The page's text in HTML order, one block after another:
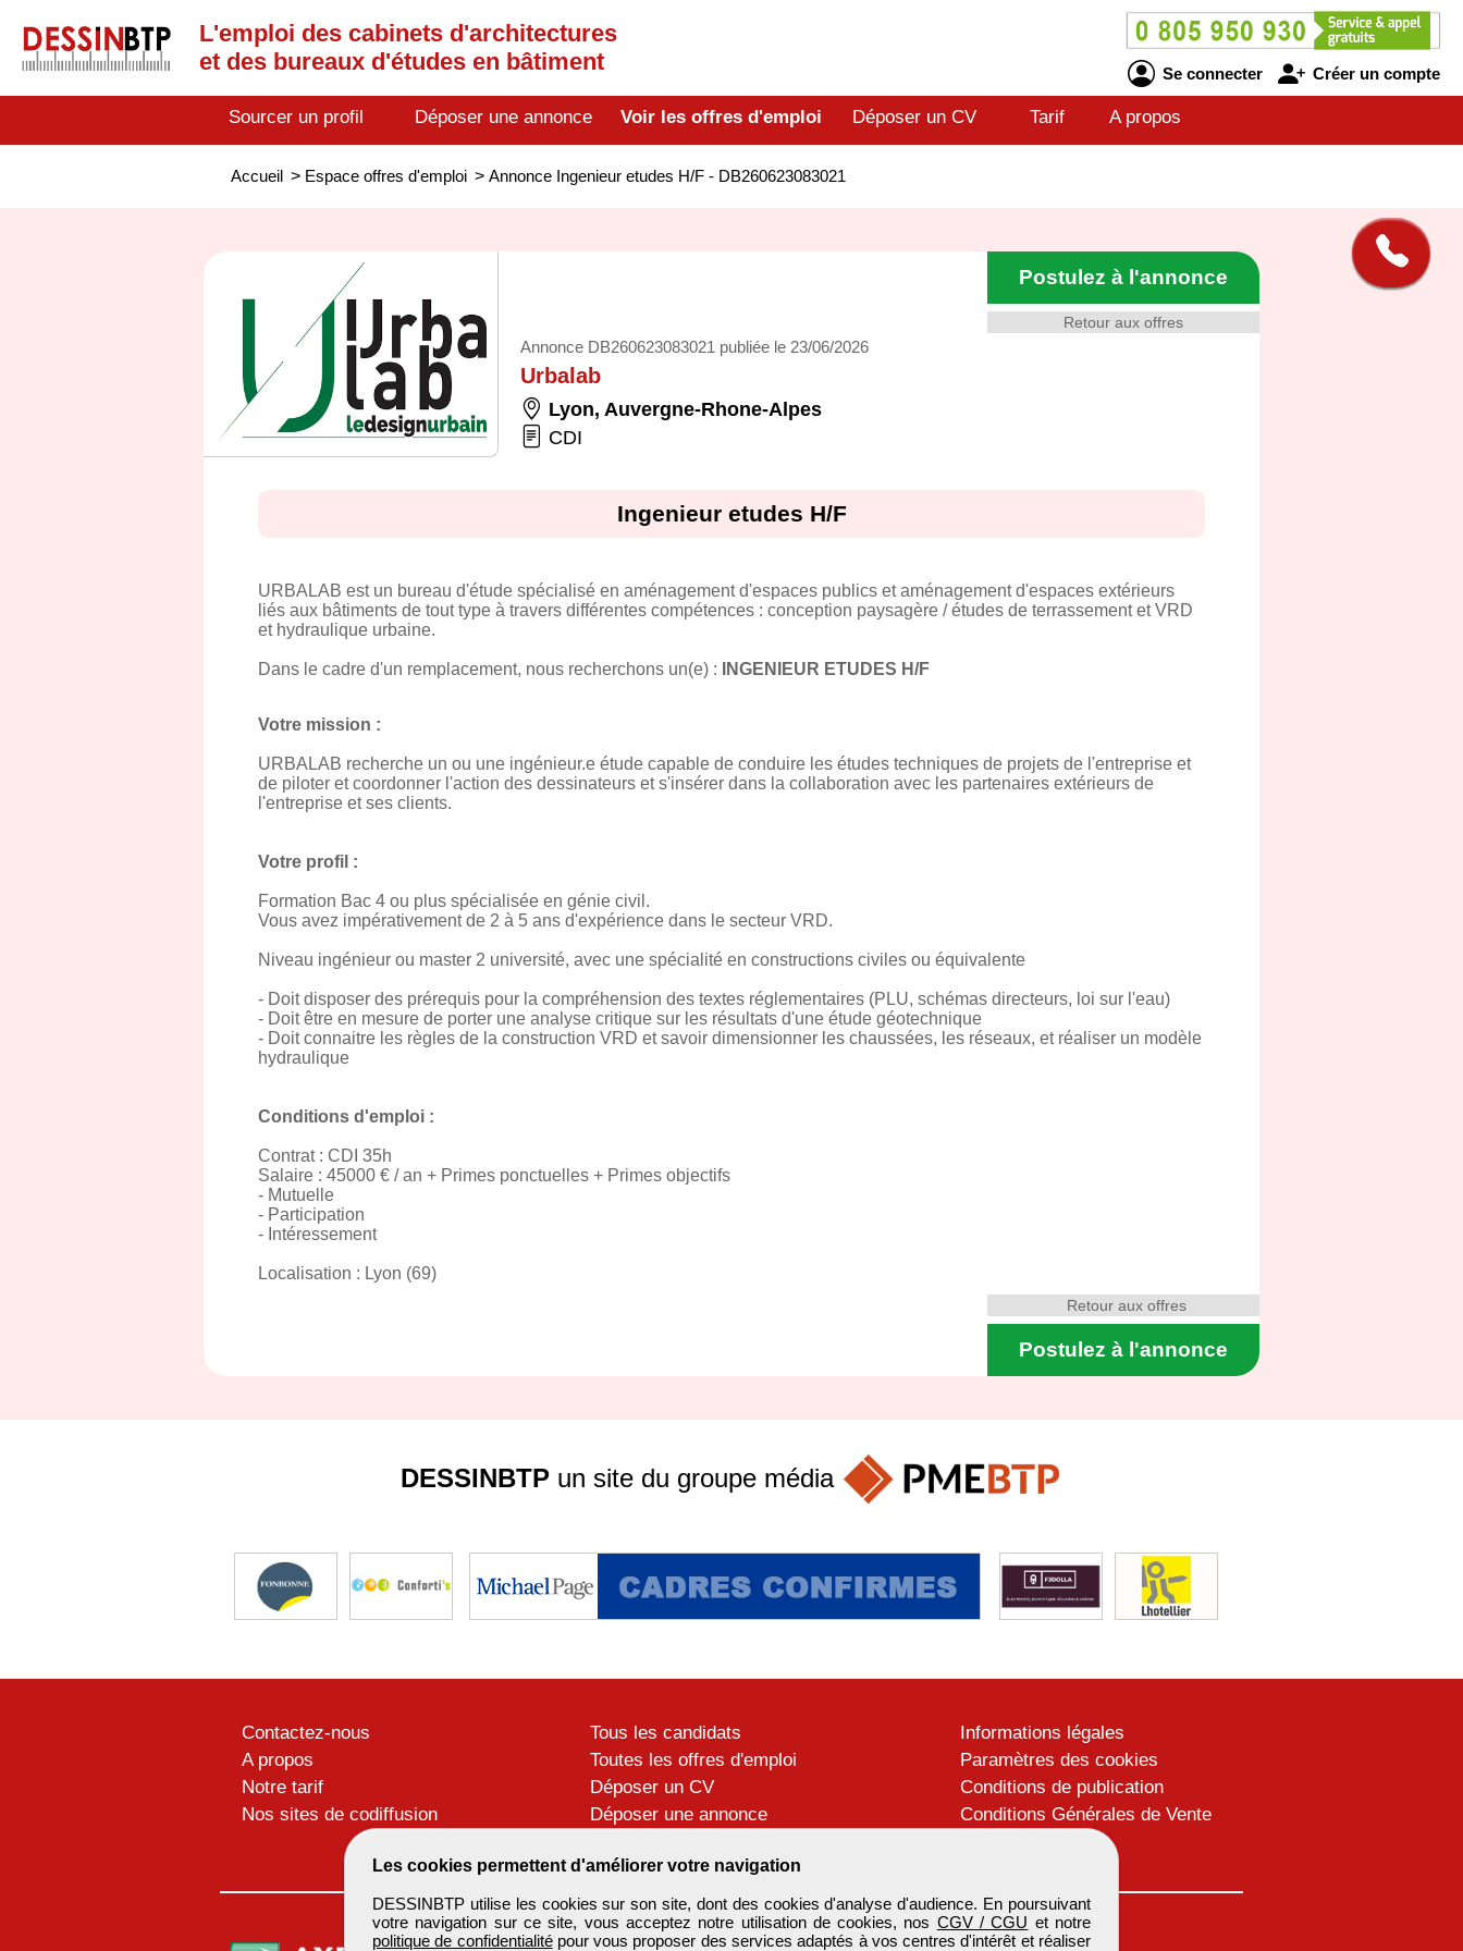
L'emploi des cabinets d'architectures
et des bureaux d'études en bâtiment
Se connecter Créer un compte
Sourcer un profil Déposer une annonce Voir les offres d'emploi Déposer un CV Tarif A propos
Accueil > Espace offres d'emploi > Annonce Ingenieur etudes H/F - DB260623083021
Retour aux offres
Postulez à l'annonce
Annonce DB260623083021 publiée le 23/06/2026
Urbalab
Lyon, Auvergne-Rhone-Alpes
CDI
Ingenieur etudes H/F
URBALAB est un bureau d'étude spécialisé en aménagement d'espaces publics et aménagement d'espaces extérieurs
liés aux bâtiments de tout type à travers différentes compétences : conception paysagère / études de terrassement et VRD
et hydraulique urbaine.
Dans le cadre d'un remplacement, nous recherchons un(e) : INGENIEUR ETUDES H/F
Votre mission :
URBALAB recherche un ou une ingénieur.e étude capable de conduire les études techniques de projets de l'entreprise et
de piloter et coordonner l'action des dessinateurs et s'insérer dans la collaboration avec les partenaires extérieurs de
l'entreprise et ses clients.
Votre profil :
Formation Bac 4 ou plus spécialisée en génie civil.
Vous avez impérativement de 2 à 5 ans d'expérience dans le secteur VRD.
Niveau ingénieur ou master 2 université, avec une spécialité en constructions civiles ou équivalente
- Doit disposer des prérequis pour la compréhension des textes réglementaires (PLU, schémas directeurs, loi sur l'eau)
- Doit être en mesure de porter une analyse critique sur les résultats d'une étude géotechnique
- Doit connaitre les règles de la construction VRD et savoir dimensionner les chaussées, les réseaux, et réaliser un modèle
hydraulique
Conditions d'emploi :
Contrat : CDI 35h
Salaire : 45000 € / an + Primes ponctuelles + Primes objectifs
- Mutuelle
- Participation
- Intéressement
Localisation : Lyon (69)
Postulez à l'annonce
Retour aux offres
Les cookies permettent d'améliorer votre navigation
DESSINBTP utilise les cookies sur son site, dont des cookies d'analyse d'audience. En poursuivant
votre navigation sur ce site, vous acceptez notre utilisation de cookies, nos CGV / CGU et notre
politique de confidentialitépour vous proposer des services adaptés à vos centres d'intérêt et réaliser
DESSINBTP un site du groupe média
Contactez-nous
A propos
Notre tarif
Nos sites de codiffusion
Tous les candidats
Toutes les offres d'emploi
Déposer un CV
Déposer une annonce
Informations légales
Paramètres des cookies
Conditions de publication
Conditions Générales de Vente